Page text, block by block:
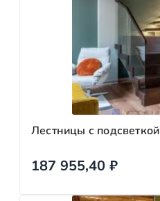
Лестницы с подсветкой
187 955,40 ₽